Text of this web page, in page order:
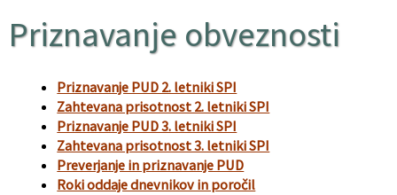
Priznavanje obveznosti
Priznavanje PUD 2. letniki SPI
Zahtevana prisotnost 2. letniki SPI
Priznavanje PUD 3. letniki SPI
Zahtevana prisotnost 3. letniki SPI
Preverjanje in priznavanje PUD
Roki oddaje dnevnikov in poročil